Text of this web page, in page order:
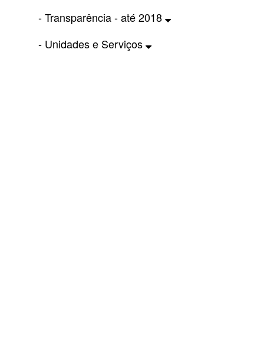
- Transparência - até 2018
- Unidades e Serviços